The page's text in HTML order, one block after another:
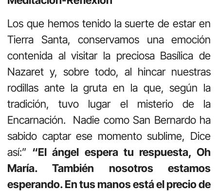
Los que hemos tenido la suerte de estar en
Tierra Santa, conservamos una emoción
contenida al visitar la preciosa Basílica de
Nazaret y, sobre todo, al hincar nuestras
rodillas ante la gruta en la que, según la
tradición, tuvo lugar el misterio de la
Encarnación. Nadie como San Bernardo ha
sabido captar ese momento sublime, Dice
así:” “El ángel espera tu respuesta, Oh
María. También nosotros estamos
esperando. En tus manos está el precio de